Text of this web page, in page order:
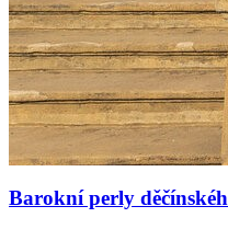
Barokní perly